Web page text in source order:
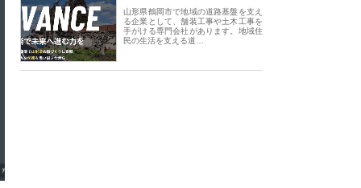
山形県鶴岡市で地域の道路基盤を支え
る企業として、舗装工事や土木工事を
手がける専門会社があります。地域住
民の生活を支える道…